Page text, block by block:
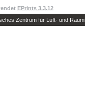
EPrints 3.3.12
Zentrum für Luft- und